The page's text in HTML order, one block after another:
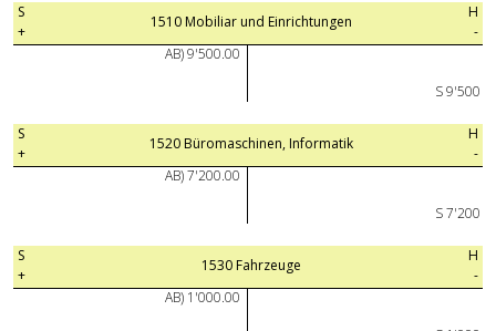
S
+
1510 Mobiliar und Einrichtungen
H
-
AB) 9'500.00
S 9'500
S
+
1520 Büromaschinen, Informatik
H
-
AB) 7'200.00
S 7'200
S
+
1530 Fahrzeuge
H
-
AB) 1'000.00